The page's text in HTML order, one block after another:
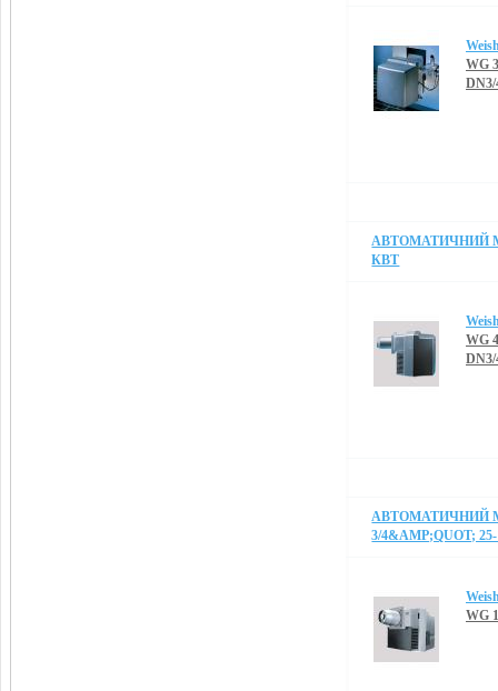
WG
АВТОМАТИЧНИЙ
КВТ
WG
АВТОМАТИЧНИЙ
3/4&AMP;QUOT;
WG